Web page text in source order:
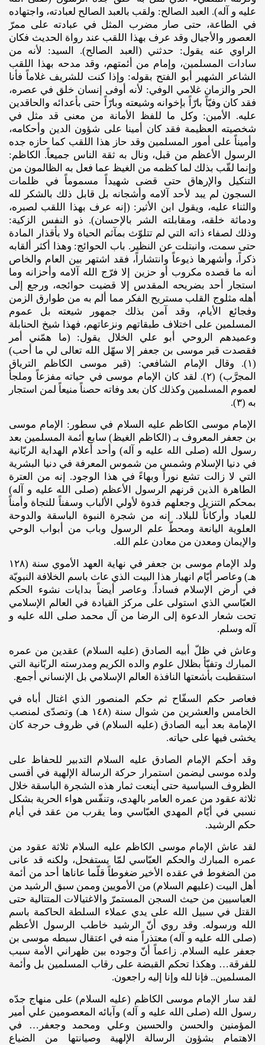
عليه‌ و آله)‌. العبد الصالح: ولقب بالعبد الصالح لعبادته، واجتهاده
في الطاعة، حتى صار مضرب المثل في عبادته على ممرّ
العصور والأجيال وقد عرف بهذا اللقب عند رواة الحديث فكان
الراوي عنه يقول: حدثني (العبد الصالح). السيد: لأنه من
سادات المسلمين، وإمام من أئمتهم، وقد مدحه بهذا اللقب
الشاعر الشهير أبو الفتح بقوله: وإذا كنت للشريف غلاماً فأنا
الحر والزمان غلامي الوفي: لأنه أوفى إنسان خلق في عصره،
فقد كان وفيّاً بارّاً بإخوانه وشيعته وبارّاً حتى بأعدائه والحاقدين
عليه. الأمين: وكل ما للفظ الأمانة من معنى قد مثل في
شخصيته العظيمة فقد كان أمينا على شؤون الدين وأحكامه،
وأميناً على أمور المسلمين وقد حاز هذا اللقب كما حازه جده
الرسول الأعظم من قبل، ونال به ثقة الناس جميعاً. الكاظم:
وإنما لقّب بذلك لما كظمه من الغيظ عما فعل به الظالمون من
التنكيل والإرهاق حتى قضى شهيداً مسموماً في ظلمات
السجون لم يبد لأحد آلامه وأشجانه بل قابل ذلك بالشكر لله
والثناء عليه، ويقول ابن الأثير: (إنه عرف بهذا اللقب لصبره،
ودماثة خلقه، ومقابلته الشر بالإحسان). ذو النفس الزكية:
وذلك لصفاء ذاته التي لم تتلوّث بمآثم الحياة ولا بأقذار المادة
حتى سمت، وانبتلت عن النظير. باب الحوائج: وهذا أكثر ألقابه
ذكراً، وأشهرها ذيوعاً وانتشاراً، فقد اشتهر بين العام والخاص
أنه ما قصده مكروب أو حزين إلا فرّج الله آلامه وأحزانه وما
استجار أحد بضريحه المقدس إلا قضيت حوائجه، ورجع إلى
أهله مثلوج القلب مستريح الفكر مما ألم به من طوارق الزمن
وفجائع الأيام، وقد آمن بذلك جمهور شيعته بل عموم
المسلمين على اختلاف طبقاتهم ونزعاتهم، فهذا شيخ الحنابلة
وعميدهم الروحي أبو علي الخلال يقول: (ما همّني أمر
فقصدت قبر موسى بن جعفر إلا سهّل الله تعالى لي ما أحب)
(١). وقال الإمام الشافعي: (قبر موسى الكاظم الترياق
المجرَّب) (٢). لقد كان الإمام موسى في حياته مفزعاً وملجأ
لعموم المسلمين وكذلك كان بعد وفاته حصناً منيعاً لمن استجار
به (٣).
الإمام موسى الكاظم عليه‌ السلام في سطور: الإمام موسى
بن جعفر المعروف بـ (الكاظم الغيظ) سابع أئمة المسلمين بعد
رسول الله (صلى‌ الله‌ عليه ‌و آله)‌ وأحد أعلام الهداية الربّانية
في دنيا الإسلام وشمس من شموس المعرفة في دنيا البشرية
التي لا زالت تشع نوراً وبهاءً في هذا الوجود. إنه من العترة
الطاهرة الذين قرنهم الرسول الأعظم (صلى ‌الله‌ عليه ‌و آله)‌
بمحكم التنزيل وجعلهم قدوة لأولي الألباب وسفناً للنجاة وأمناً
للعباد وأركاناً للبلاد. إنه من شجرة النبوة الباسقة والدوحة
العلوية اليانعة ومحطّ علم الرسول وباب من أبواب الوحي
والإيمان ومعدن من معادن علم الله.
ولد الإمام موسى بن جعفر في نهاية العهد الأموي سنة (١٢٨
هـ) وعاصر أيّام انهيار هذا البيت الذي عاث باسم الخلافة النبويّة
في أرض الإسلام فساداً. وعاصر أيضاً بدايات نشوء الحكم
العبّاسي الذي استولى على مركز القيادة في العالم الإسلامي
تحت شعار الدعوة إلى الرضا من آل محمد صلى ‌الله ‌عليه ‌و
آله‌ وسلم.
وعاش في ظلّ أبيه الصادق (عليه ‌السلام) عقدين من عمره
المبارك وتفيّأ بظلال علوم والده الكريم ومدرسته الربّانية التي
استقطبت بأشعتها النافذة العالم الإسلامي بل الإنساني أجمع.
فعاصر حكم السفّاح ثم حكم المنصور الذي اغتال أباه في
الخامس والعشرين من شوال سنة (١٤٨ هـ) وتصدّى لمنصب
الإمامة بعد أبيه الصادق (عليه ‌السلام) في ظروف حرجة كان
يخشى فيها على حياته.
وقد أحكم الإمام الصادق عليه ‌السلام التدبير للحفاظ على
ولده موسى ليضمن استمرار حركة الرسالة الإلهية في أقسى
الظروف السياسية حتى أينعت ثمار هذه الشجرة الباسقة خلال
ثلاثة عقود من عمره العامر بالهدى، وتنفّس هواء الحرية بشكل
نسبي في أيّام المهدي العبّاسي وما يقرب من عقد في أيام
حكم الرشيد.
لقد عاش الإمام موسى الكاظم عليه ‌السلام ثلاثة عقود من
عمره المبارك والحكم العبّاسي لمّا يستفحل، ولكنه قد عانى
من الضغوط في عقده الأخير ضغوطاً قلّما عاناها أحد من أئمة
أهل البيت (عليهم ‌السلام) من الأمويين وممن سبق الرشيد من
العباسيين من حيث السجن المستمرّ والاغتيالات المتتالية حتى
القتل في سبيل الله على يدي عملاء السلطة الحاكمة باسم
الله ورسوله. وقد روي أنّ الرشيد خاطب الرسول الأعظم
(صلى ‌الله ‌عليه ‌و آله)‌ معتذراً منه في اعتقال سبطه موسى بن
جعفر عليه ‌السلام. زاعماً أنّ وجوده بين ظهراني الأمة سبب
للفرقة… وهكذا تحكم القبضة على رقاب المسلمين بل وأئمة
المسلمين.. فإنا لله وإنا إليه راجعون.
لقد سار الإمام موسى الكاظم (عليه‌ السلام) على منهاج جدّه
رسول الله (صلى ‌الله‌ عليه‌ و آله)‌ وآبائه المعصومين علي أمير
المؤمنين والحسن والحسين وعلي ومحمد وجعفر… في
الاهتمام بشؤون الرسالة الإلهية وصيانتها من الضياع